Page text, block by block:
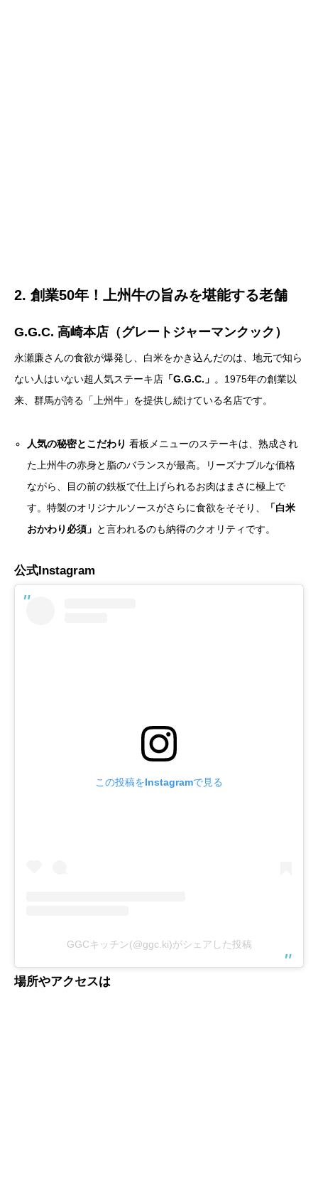
2. 創業50年！上州牛の旨みを堪能する老舗
G.G.C. 高崎本店（グレートジャーマンクック）
永瀬廉さんの食欲が爆発し、白米をかき込んだのは、地元で知ら
ない人はいない超人気ステーキ店 「G.G.C.」 。1975年の創業以
来、群馬が誇る「上州牛」を提供し続けている名店です。
人気の秘密とこだわり 看板メニューのステーキは、熟成され
た上州牛の赤身と脂のバランスが最高。リーズナブルな価格
ながら、目の前の鉄板で仕上げられるお肉はまさに極上で
す。特製のオリジナルソースがさらに食欲をそそり、
「白米
おかわり必須」 と言われるのも納得のクオリティです。
公式Instagram
この投稿をInstagramで見る
GGCキッチン(@ggc.ki)がシェアした投稿
場所やアクセスは